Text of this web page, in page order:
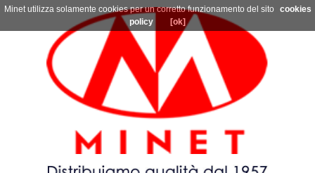
Minet utilizza solamente cookies per un corretto funzionamento del sito
cookies
policy
[ok]